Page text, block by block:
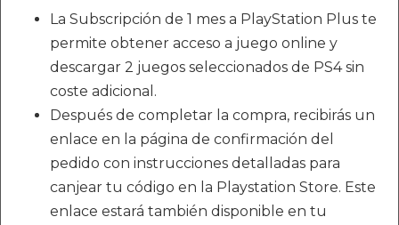
La Subscripción de 1 mes a PlayStation Plus te
permite obtener acceso a juego online y
descargar 2 juegos seleccionados de PS4 sin
coste adicional.
Después de completar la compra, recibirás un
enlace en la página de confirmación del
pedido con instrucciones detalladas para
canjear tu código en la Playstation Store. Este
enlace estará también disponible en tu